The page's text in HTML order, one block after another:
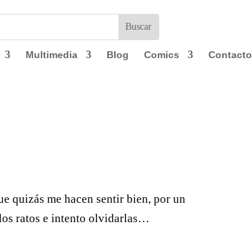
Multimedia Blog Comics Contacto
quizás me hacen sentir bien, por un
ratos e intento olvi­darlas…